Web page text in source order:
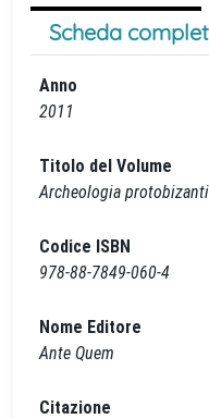
Scheda
Anno
2011
Titolo del Volume
Archeologia
Codice ISBN
978-88-7849-060-4
Nome Editore
Ante Quem
Citazione